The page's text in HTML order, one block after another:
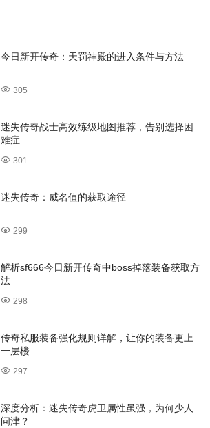
今日新开传奇：天罚神殿的进入条件与方法
305
迷失传奇战士高效练级地图推荐，告别选择困
难症
301
迷失传奇：威名值的获取途径
299
解析sf666今日新开传奇中boss掉落装备获取方
法
298
传奇私服装备强化规则详解，让你的装备更上
一层楼
297
深度分析：迷失传奇虎卫属性虽强，为何少人
问津？